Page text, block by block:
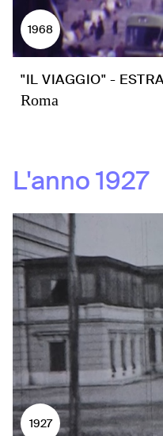
1968
"IL VIAGGIO" -
Roma
L'anno1927
1927